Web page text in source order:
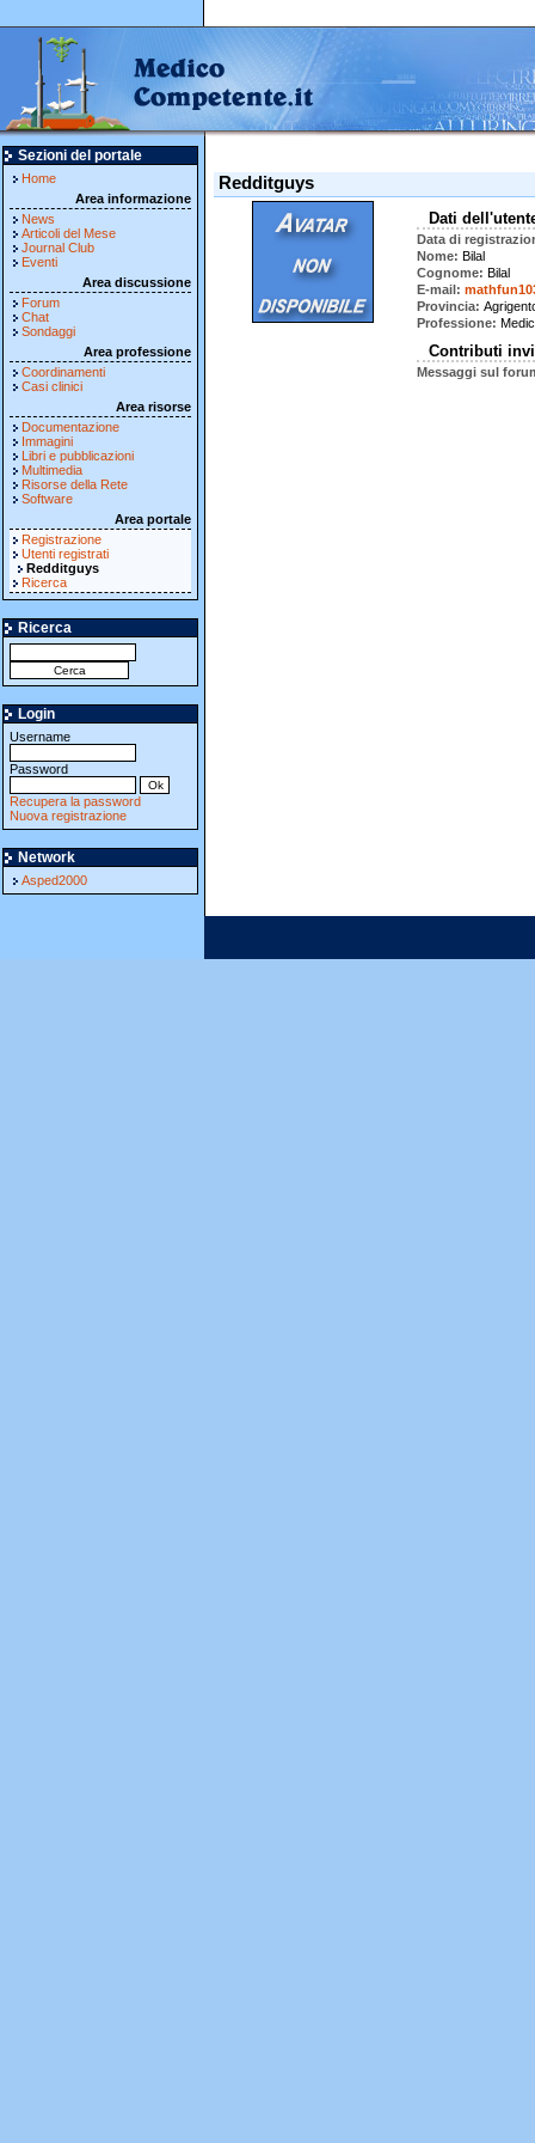
Sezioni del portale
Home
Area informazione
News
Articoli del Mese
Journal Club
Eventi
Area discussione
Forum
Chat
Sondaggi
Area professione
Coordinamenti
Casi clinici
Area risorse
Documentazione
Immagini
Libri e pubblicazioni
Multimedia
Risorse della Rete
Software
Area portale
Registrazione
Utenti registrati
Redditguys
Ricerca
Ricerca
Login
Username
Password
Recupera la password
Nuova registrazione
Network
Asped2000
Redditguys
Dati
Data di
Nome Bilal
Cognome Bilal
E-mail
Provincia
Professione
Contributi
Messaggi sul